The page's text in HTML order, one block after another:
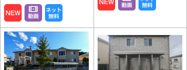
※土日は混み合いますので ご来店・内見予約
お願いいたします。
※午前中の内見予約は前日17時30分（土日は17時）ま